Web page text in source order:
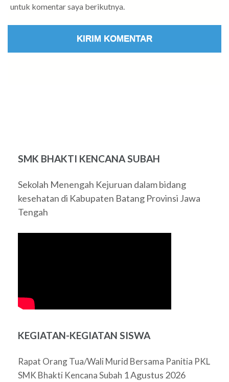
untuk komentar saya berikutnya.
SMK BHAKTI KENCANA SUBAH
Sekolah Menengah Kejuruan dalam bidang
kesehatan di Kabupaten Batang Provinsi Jawa
Tengah
KEGIATAN-KEGIATAN SISWA
Rapat Orang Tua/Wali Murid Bersama Panitia PKL
SMK Bhakti Kencana Subah 1 Agustus 2026